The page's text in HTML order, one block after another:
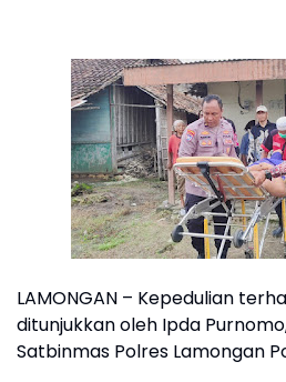
LAMONGAN – Kepedulian
ditunjukkan oleh Ipda
Satbinmas Polres Lamongan